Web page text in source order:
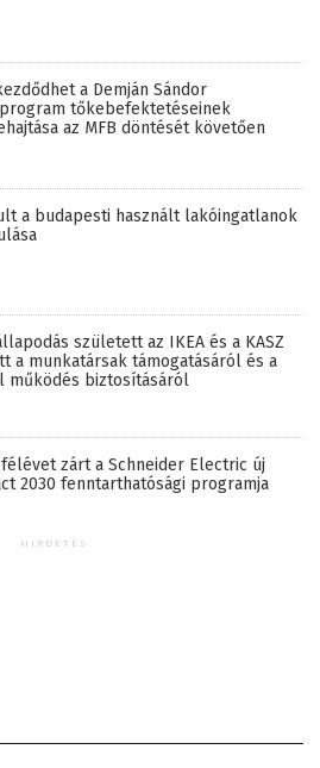
a Demján Sándor
tőkebefektetéseinek
az MFB döntését követően
a budapesti használt lakóingatlanok
született az IKEA és a KASZ
a munkatársak támogatásáról és a
működés biztosításáról
zárt a Schneider Electric új
2030 fenntarthatósági programja
HIRDETÉS